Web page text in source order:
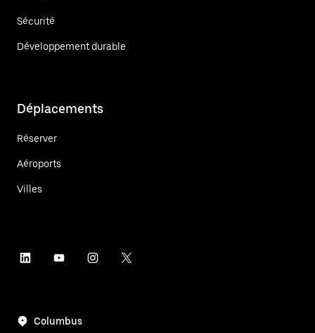
Sécurité
Développement durable
Déplacements
Réserver
Aéroports
Villes
Columbus